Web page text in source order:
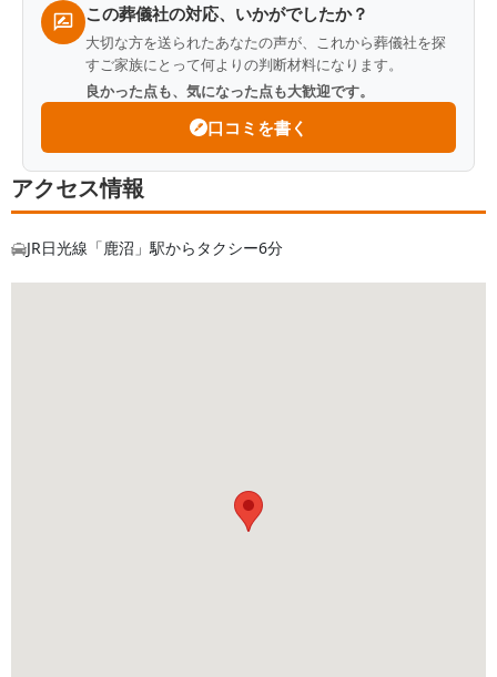
この葬儀社の対応、いかがでしたか？
大切な方を送られたあなたの声が、これから葬儀社を探
すご家族にとって何よりの判断材料になります。
良かった点も、気になった点も大歓迎です。
口コミを書く
アクセス情報
JR日光線「鹿沼」駅からタクシー6分